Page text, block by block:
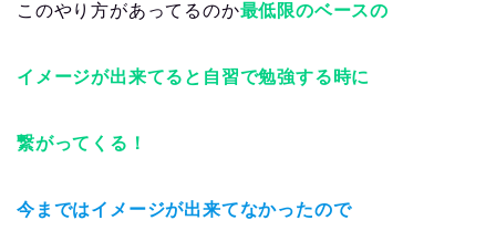
このやり方があってるのか最低限のベースの
イメージが出来てると自習で勉強する時に
繋がってくる！
今まではイメージが出来てなかったので